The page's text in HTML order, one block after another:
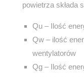
powietrza składa
Qu – Ilość
Qw – ilość
wentylatorów
Qg – Ilość